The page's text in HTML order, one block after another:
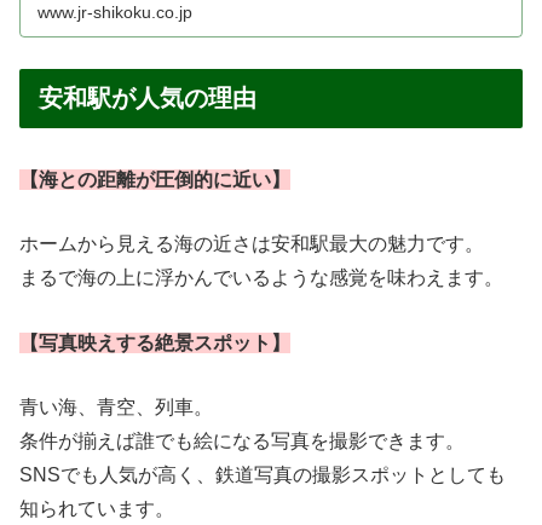
www.jr-shikoku.co.jp
安和駅が人気の理由
【海との距離が圧倒的に近い】
ホームから見える海の近さは安和駅最大の魅力です。
まるで海の上に浮かんでいるような感覚を味わえます。
【写真映えする絶景スポット】
青い海、青空、列車。
条件が揃えば誰でも絵になる写真を撮影できます。
SNSでも人気が高く、鉄道写真の撮影スポットとしても
知られています。